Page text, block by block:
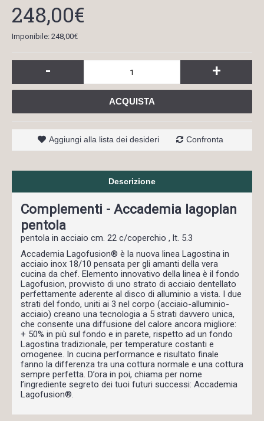
248,00€
Imponibile: 248,00€
- +
ACQUISTA
Aggiungi alla lista dei desideri Confronta
Descrizione
Complementi - Accademia lagoplan
pentola
pentola in acciaio cm. 22 c/coperchio , lt. 5.3
Accademia Lagofusion® è la nuova linea Lagostina in
acciaio inox 18/10 pensata per gli amanti della vera
cucina da chef. Elemento innovativo della linea è il fondo
Lagofusion, provvisto di uno strato di acciaio dentellato
perfettamente aderente al disco di alluminio a vista. I due
strati del fondo, uniti ai 3 nel corpo (acciaio-alluminio-
acciaio) creano una tecnologia a 5 strati davvero unica,
che consente una diffusione del calore ancora migliore:
+ 50% in più sul fondo e in parete, rispetto ad un fondo
Lagostina tradizionale, per temperature costanti e
omogenee. In cucina performance e risultato finale
fanno la differenza tra una cottura normale e una cottura
sempre perfetta. D’ora in poi, chiama per nome
l’ingrediente segreto dei tuoi futuri successi: Accademia
Lagofusion®.